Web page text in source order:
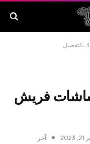
شاشات فريش
آخر